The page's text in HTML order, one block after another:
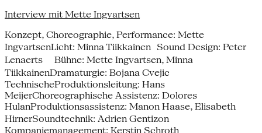
Interview mit Mette Ingvartsen
Konzept, Choreographie, Performance: Mette
IngvartsenLicht: Minna Tiikkainen Sound Design: Peter
Lenaerts Bühne: Mette Ingvartsen, Minna
TiikkainenDramaturgie: Bojana Cvejic
TechnischeProduktionsleitung: Hans
MeijerChoreographische Assistenz: Dolores
HulanProduktionsassistenz: Manon Haase, Elisabeth
HirnerSoundtechnik: Adrien Gentizon
Kompaniemanagement: Kerstin Schroth